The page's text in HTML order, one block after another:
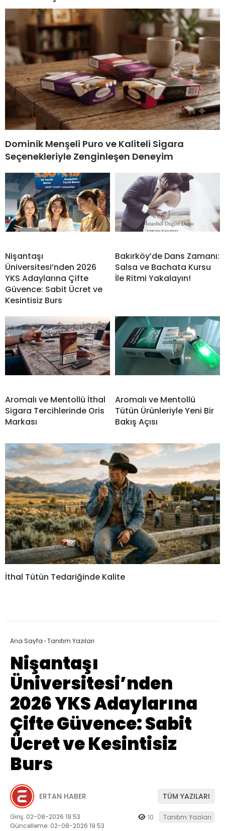
Dominik Menşeli Puro ve Kaliteli Sigara
Seçenekleriyle Zenginleşen Deneyim
Nişantaşı
Üniversitesi’nden 2026
YKS Adaylarına Çifte
Güvence: Sabit Ücret ve
Kesintisiz Burs
Bakırköy’de Dans Zamanı:
Salsa ve Bachata Kursu
İle Ritmi Yakalayın!
Aromalı ve Mentollü İthal
Sigara Tercihlerinde Oris
Markası
Aromalı ve Mentollü
Tütün Ürünleriyle Yeni Bir
Bakış Açısı
İthal Tütün Tedariğinde Kalite
Ana Sayfa ›Tanıtım Yazıları
Nişantaşı
Üniversitesi’nden
2026 YKS Adaylarına
Çifte Güvence: Sabit
Ücret ve Kesintisiz
Burs
ERTAN HABER TÜM YAZILARI
Giriş: 02-08-2026 19:53
Güncelleme: 02-08-2026 19:53
10 Tanıtım Yazıları